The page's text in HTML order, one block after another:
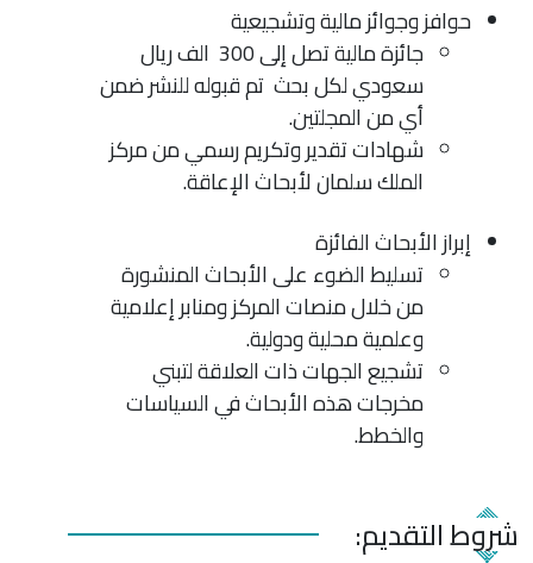
حوافز وجوائز مالية وتشجيعية
جائزة مالية تصل إلى 300 الف ريال
سعودي لكل بحث تم قبوله للنشر ضمن
أي من المجلتين.
شهادات تقدير وتكريم رسمي من مركز
الملك سلمان لأبحاث الإعاقة.
إبراز الأبحاث الفائزة
تسليط الضوء على الأبحاث المنشورة
من خلال منصات المركز ومنابر إعلامية
وعلمية محلية ودولية.
تشجيع الجهات ذات العلاقة لتبني
مخرجات هذه الأبحاث في السياسات
والخطط.
شروط التقديم: